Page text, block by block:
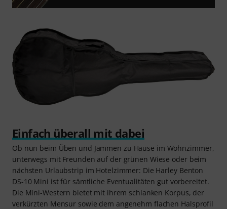
Einfach überall mit dabei
Ob nun beim Üben und Jammen zu Hause im Wohnzimmer,
unterwegs mit Freunden auf der grünen Wiese oder beim
nächsten Urlaubstrip im Hotelzimmer: Die Harley Benton
DS-10 Mini ist für sämtliche Eventualitäten gut vorbereitet.
Die Mini-Western bietet mit ihrem schlanken Korpus, der
verkürzten Mensur sowie dem angenehm flachen Halsprofil